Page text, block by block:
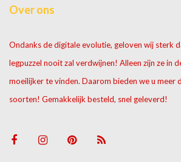
Over ons
Ondanks de digitale evolutie, geloven wij sterk
legpuzzel nooit zal verdwijnen! Alleen zijn ze in
moeilijker te vinden. Daarom bieden we u meer
soorten! Gemakkelijk besteld, snel geleverd!